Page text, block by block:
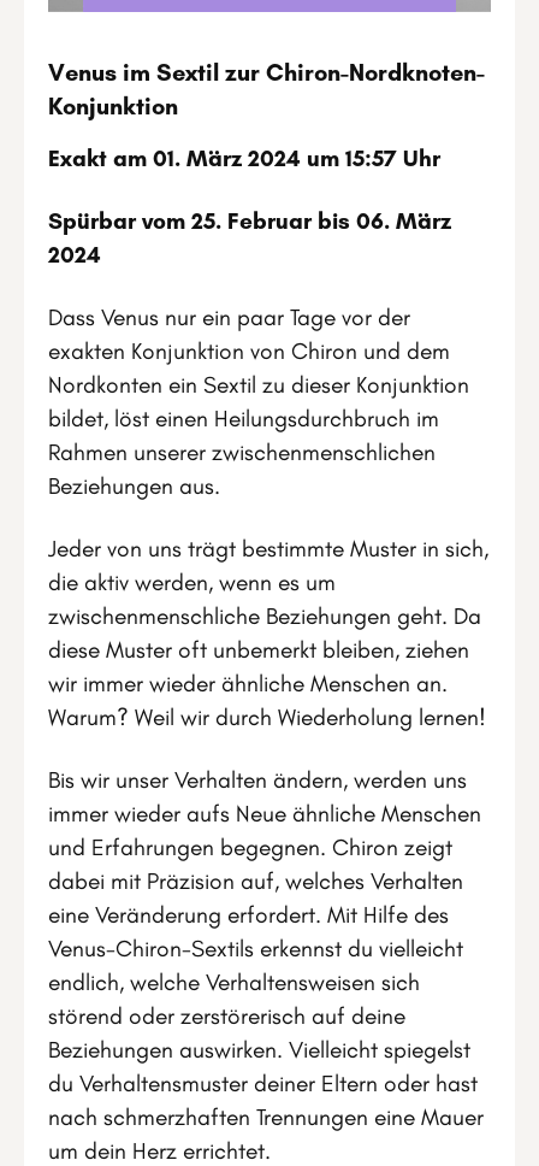
Venus im Sextil zur Chiron-Nordknoten-
Konjunktion
Exakt am 01. März 2024 um 15:57 Uhr
Spürbar vom 25. Februar bis 06. März
2024
Dass Venus nur ein paar Tage vor der
exakten Konjunktion von Chiron und dem
Nordkonten ein Sextil zu dieser Konjunktion
bildet, löst einen Heilungsdurchbruch im
Rahmen unserer zwischenmenschlichen
Beziehungen aus.
Jeder von uns trägt bestimmte Muster in sich,
die aktiv werden, wenn es um
zwischenmenschliche Beziehungen geht. Da
diese Muster oft unbemerkt bleiben, ziehen
wir immer wieder ähnliche Menschen an.
Warum? Weil wir durch Wiederholung lernen!
Bis wir unser Verhalten ändern, werden uns
immer wieder aufs Neue ähnliche Menschen
und Erfahrungen begegnen. Chiron zeigt
dabei mit Präzision auf, welches Verhalten
eine Veränderung erfordert. Mit Hilfe des
Venus-Chiron-Sextils erkennst du vielleicht
endlich, welche Verhaltensweisen sich
störend oder zerstörerisch auf deine
Beziehungen auswirken. Vielleicht spiegelst
du Verhaltensmuster deiner Eltern oder hast
nach schmerzhaften Trennungen eine Mauer
um dein Herz errichtet.